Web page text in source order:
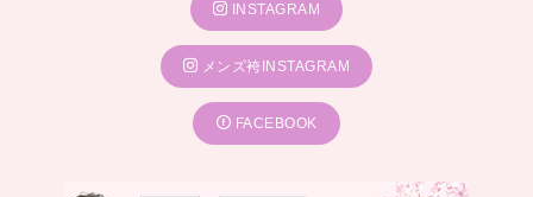
INSTAGRAM
メンズ袴INSTAGRAM
FACEBOOK